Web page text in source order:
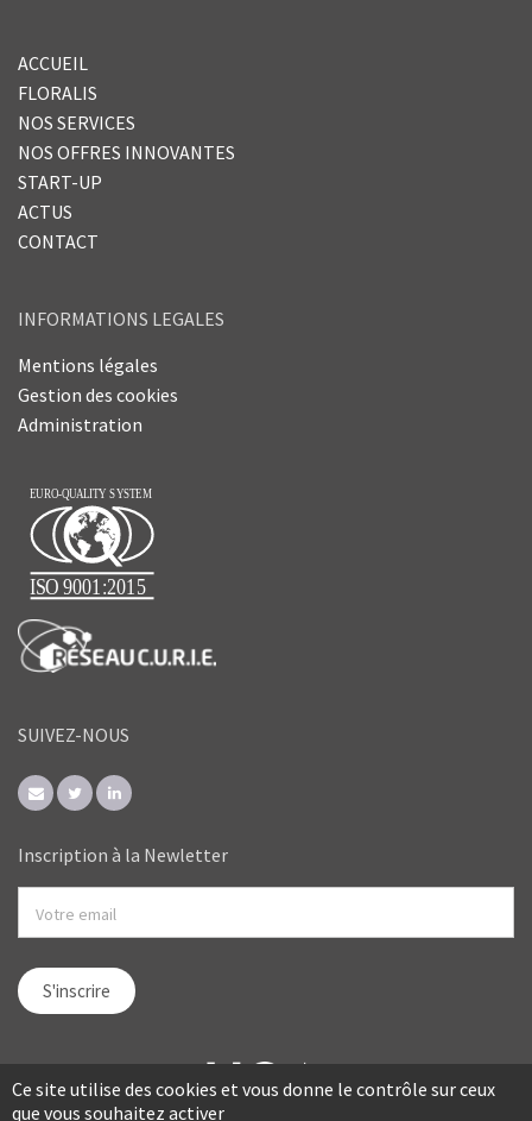
ACCUEIL
FLORALIS
NOS SERVICES
NOS OFFRES INNOVANTES
START-UP
ACTUS
CONTACT
INFORMATIONS LEGALES
Mentions légales
Gestion des cookies
Administration
SUIVEZ-NOUS
Inscription à la Newletter
Ce site utilise des cookies et vous donne le contrôle sur ceux
que vous souhaitez activer